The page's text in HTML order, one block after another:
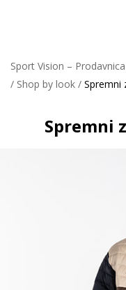
Sport Vision –
Shop by look
Spremni
Spremni